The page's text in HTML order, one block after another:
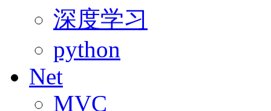
深度学习
python
Net
MVC